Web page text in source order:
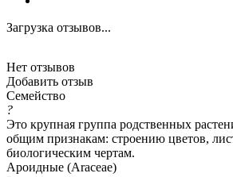
Загрузка отзывов...
Нет отзывов
Добавить отзыв
Семейство
?
Это крупная группа родственных
общим признакам: строению цветов,
биологическим чертам.
Ароидные (Araceae)